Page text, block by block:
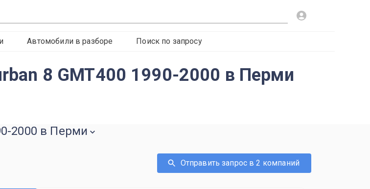
Автомобили в разборе Поиск по запросу
8 GMT400 1990-2000 в Перми
2000 в Перми
Отправить запрос в 2 компаний